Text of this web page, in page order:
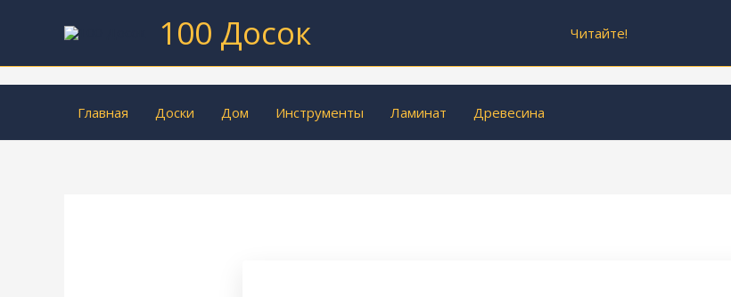
100 Досок Читайте!
Главная Доски Дом Инструменты Ламинат Древесина